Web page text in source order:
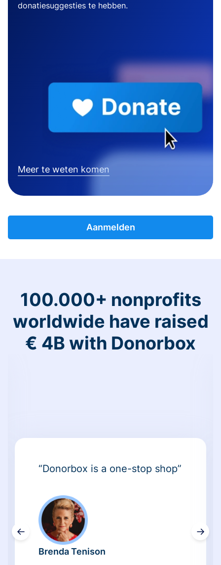
donatiesuggesties te hebben.
Meer te weten komen
Aanmelden
100.000+ nonprofits
worldwide have raised
€ 4B with Donorbox
←
“Donorbox is a one-stop shop”
Brenda Tenison
→